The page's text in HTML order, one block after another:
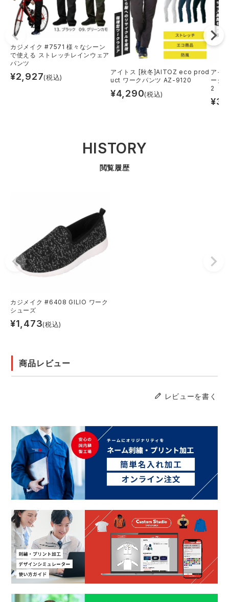
カジメイク #7571 様々なシーン
で使える ストレッチレインウェア
パンツ
¥2,927(税込)
アイトス [秋冬]AITOZ eco prod
uct ワークパンツ AZ-9120
¥4,290(税込)
アイ
ーク
2
¥
HISTORY
閲覧履歴
カジメイク #6408 GILIO ワーク
シューズ
¥1,473(税込)
商品レビュー
レビューを書く